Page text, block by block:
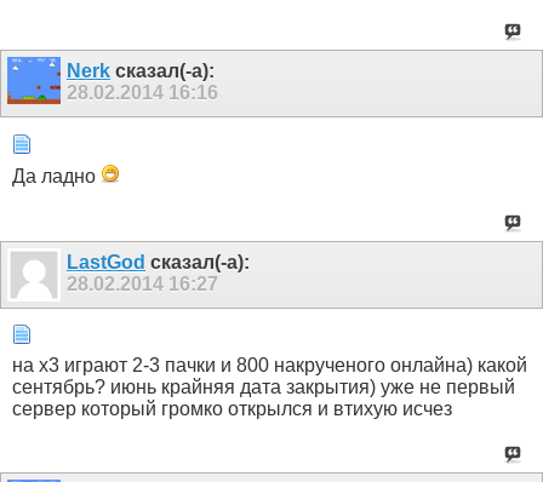
Nerk сказал(-а):
28.02.2014 16:16
Да ладно
LastGod сказал(-а):
28.02.2014 16:27
на x3 играют 2-3 пачки и 800 накрученого онлайна) какой
сентябрь? июнь крайняя дата закрытия) уже не первый
сервер который громко открылся и втихую исчез